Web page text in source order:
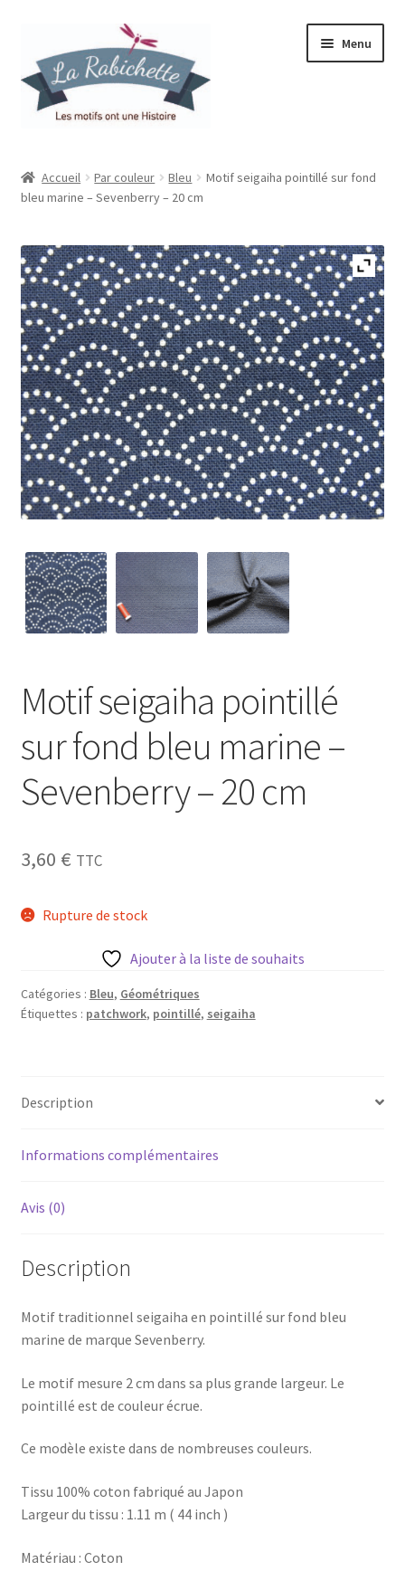
la
navigation
contenu
Menu
Contact
Ma liste de souhaits
Mon espace
Mon compte
Panier
My Account
Wishlist
Panier
Plan du site
Track your order
#6710 (pas de titre)
Qui suis je ?
CGV
Mentions légales
Accueil Par couleur Bleu
Motif seigaiha pointillé sur fond
bleu marine – Sevenberry – 20 cm
Motif seigaiha pointillé
sur fond bleu marine –
Sevenberry – 20 cm
3,60 € TTC
Rupture de stock
Ajouter à la liste de souhaits
Catégories : Bleu, Géométriques
Étiquettes : patchwork, pointillé, seigaiha
Description
Informations complémentaires
Avis (0)
Description
Motif traditionnel seigaiha en pointillé sur fond bleu
marine de marque Sevenberry.
Le motif mesure 2 cm dans sa plus grande largeur. Le
pointillé est de couleur écrue.
Ce modèle existe dans de nombreuses couleurs.
Tissu 100% coton fabriqué au Japon
Largeur du tissu : 1.11 m ( 44 inch )
Matériau : Coton